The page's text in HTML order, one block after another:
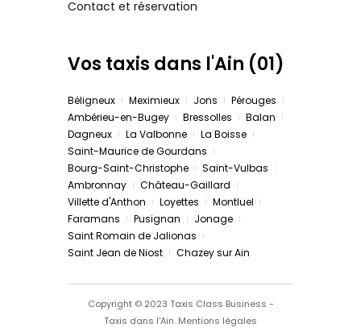
Contact et réservation
Vos taxis dans l'Ain (01)
Béligneux Meximieux Jons
Pérouges
Ambérieu-en-Bugey
Bressolles
Balan
Dagneux
La Valbonne
La Boisse
Saint-Maurice de Gourdans
Bourg-Saint-Christophe
Saint-Vulbas
Ambronnay
Château-Gaillard
Villette d'Anthon
Loyettes
Montluel
Faramans
Pusignan
Jonage
Saint Romain de Jalionas
Saint Jean de Niost
Chazey sur Ain
Copyright © 2023 Taxis Class Business -
Taxis dans l'Ain. Mentions légales